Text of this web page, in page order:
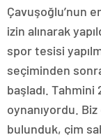
Çavuşoğlu’nun
izin alınarak
spor tesisi
seçiminden
başladı. Tahmini
oynanıyordu.
bulunduk, çim